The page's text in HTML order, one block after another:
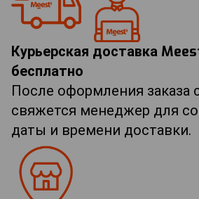
Курьерская доставка
бесплатно
После оформления заказа
свяжется менеджер для
даты и времени доставки.